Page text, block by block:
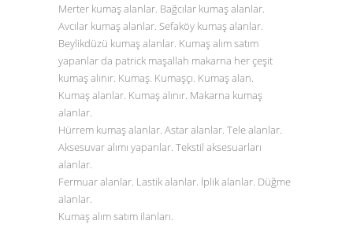
Merter kumaş alanlar. Bağcılar kumaş alanlar.
Avcılar kumaş alanlar. Sefaköy kumaş alanlar.
Beylikdüzü kumaş alanlar. Kumaş alım satım
yapanlar da patrick maşallah makarna her çeşit
kumaş alınır. Kumaş. Kumaşçı. Kumaş alan.
Kumaş alanlar. Kumaş alınır. Makarna kumaş
alanlar.
Hürrem kumaş alanlar. Astar alanlar. Tele alanlar.
Aksesuvar alımı yapanlar. Tekstil aksesuarları
alanlar.
Fermuar alanlar. Lastik alanlar. İplik alanlar. Düğme
alanlar.
Kumaş alım satım ilanları.